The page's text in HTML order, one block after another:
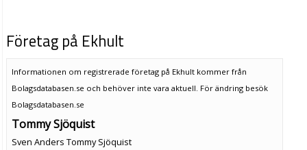
Företag på Ekhult
Informationen om registrerade företag på Ekhult kommer från
Bolagsdatabasen.se och behöver inte vara aktuell. För ändring besök
Bolagsdatabasen.se
Tommy Sjöquist
Sven Anders Tommy Sjöquist